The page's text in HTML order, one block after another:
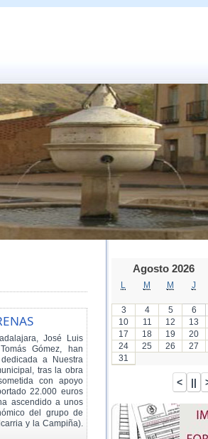
José Luis
Gómez, han
a Nuestra
tras la obra
con apoyo
22.000 euros
ascendido a unos
del grupo de
y la Campiña).
Agosto 2026
M M J
3
4 5 6
10
11 12 13
17
18 19 20
24
25 26 27
31